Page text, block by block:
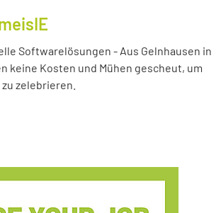
Softwarelösungen - Aus Gelnhausen in
keine Kosten und Mühen gescheut, um
zelebrieren.